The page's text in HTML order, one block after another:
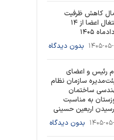
کاهش ظرفیت
اشتغال اعضا از ۱۴
۱۴۰۵
۰۵-۱۴ بدون دیدگاه
رئیس و اعضای
سازمان نظام
ساختمان
به مناسبت
اربعین حسینی
۰۵-۱۲ بدون دیدگاه